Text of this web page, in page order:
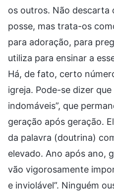
os outros. Não descarta
posse, mas trata-os
para adoração, para
utiliza para ensinar a
Há, de fato, certo
igreja. Pode-se dizer que
indomáveis”, que
geração após geração.
da palavra (doutrina)
elevado. Ano após ano,
vão vigorosamente
e inviolável”. Ninguém